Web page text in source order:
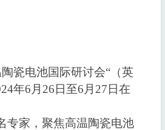
瓷电池国际研讨会“ （英
年6 月 26 日至6 月 27 日在
专家，聚焦高温陶瓷电池